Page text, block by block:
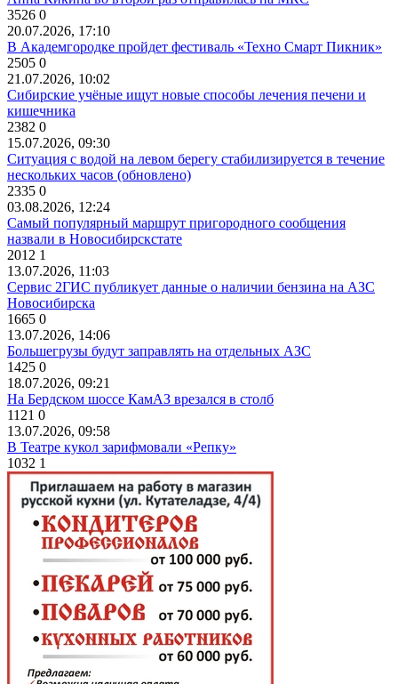
3526 0
20.07.2026, 17:10
В Академгородке пройдет фестиваль «Техно Смарт Пикник»
2505 0
21.07.2026, 10:02
Сибирские учёные ищут новые способы лечения печени и
кишечника
2382 0
15.07.2026, 09:30
Ситуация с водой на левом берегу стабилизируется в течение
нескольких часов (обновлено)
2335 0
03.08.2026, 12:24
Самый популярный маршрут пригородного сообщения
назвали в Новосибирскстате
2012 1
13.07.2026, 11:03
Сервис 2ГИС публикует данные о наличии бензина на АЗС
Новосибирска
1665 0
13.07.2026, 14:06
Большегрузы будут заправлять на отдельных АЗС
1425 0
18.07.2026, 09:21
На Бердском шоссе КамАЗ врезался в столб
1121 0
13.07.2026, 09:58
В Театре кукол зарифмовали «Репку»
1032 1